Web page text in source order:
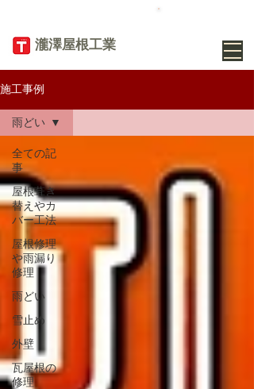
​瀧澤屋根工業
施工事例
全ての記
事
屋根葺き
替えやカ
バー工法
屋根修理
や雨漏り
修理
雨どい
雪止め
外壁
瓦屋根の
修理
雨どい